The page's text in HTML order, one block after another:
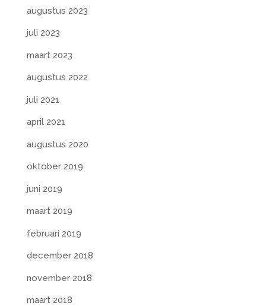
augustus 2023
juli 2023
maart 2023
augustus 2022
juli 2021
april 2021
augustus 2020
oktober 2019
juni 2019
maart 2019
februari 2019
december 2018
november 2018
maart 2018